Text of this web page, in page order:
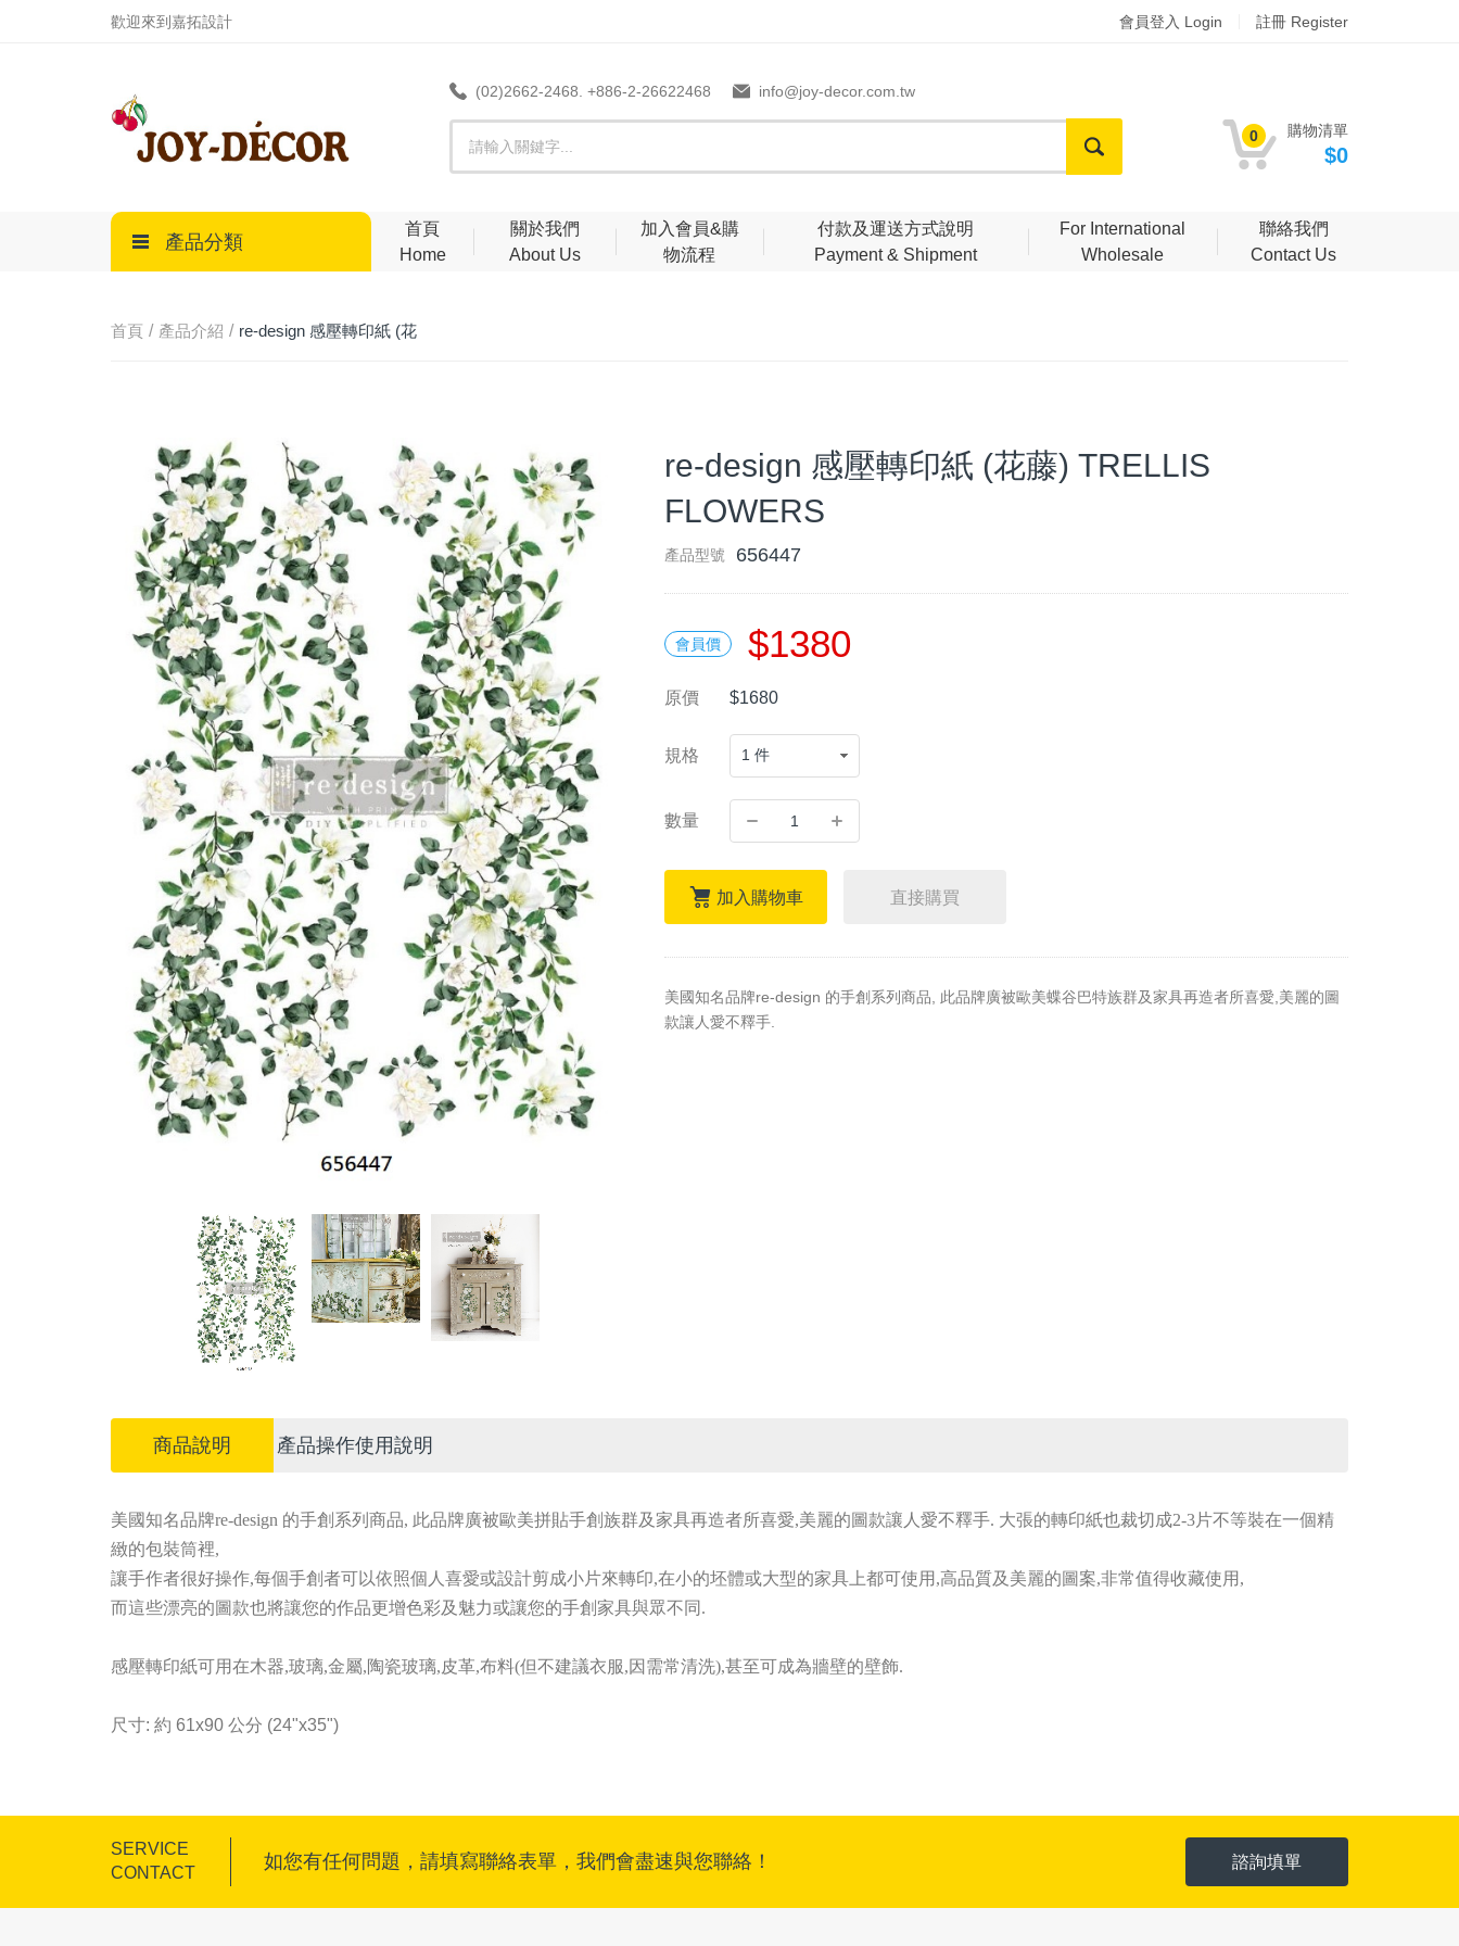
歡迎來到嘉拓設計 會員登入 Login 註冊 Register
(02)2662-2468. +886-2-26622468 info@joy-decor.com.tw
0 購物清單
$0
產品分類
首頁
Home
關於我們
About Us
加入會員&購
物流程
付款及運送方式說明
Payment & Shipment
For International
Wholesale
聯絡我們
Contact Us
首頁 產品介紹
re-design 感壓轉印紙 (花
re-design 感壓轉印紙 (花藤) TRELLIS
FLOWERS
產品型號 656447
會員價 $1380
原價 $1680
規格
數量
加入購物車 直接購買
美國知名品牌re-design 的手創系列商品, 此品牌廣被歐美蝶谷巴特族群及家具再造者所喜愛,美麗的圖
款讓人愛不釋手.
商品說明 產品操作使用說明
美國知名品牌re-design 的手創系列商品, 此品牌廣被歐美拼貼手創族群及家具再造者所喜愛,美麗的圖款讓人愛不釋手. 大張的轉印紙也裁切成2-3片不等裝在一個精
緻的包裝筒裡,
讓手作者很好操作,每個手創者可以依照個人喜愛或設計剪成小片來轉印,在小的坯體或大型的家具上都可使用,高品質及美麗的圖案,非常值得收藏使用,
而這些漂亮的圖款也將讓您的作品更增色彩及魅力或讓您的手創家具與眾不同.
感壓轉印紙可用在木器,玻璃,金屬,陶瓷玻璃,皮革,布料(但不建議衣服,因需常清洗),甚至可成為牆壁的壁飾.
尺寸: 約 61x90 公分 (24"x35")
SERVICE
CONTACT
如您有任何問題，請填寫聯絡表單，我們會盡速與您聯絡！ 諮詢填單